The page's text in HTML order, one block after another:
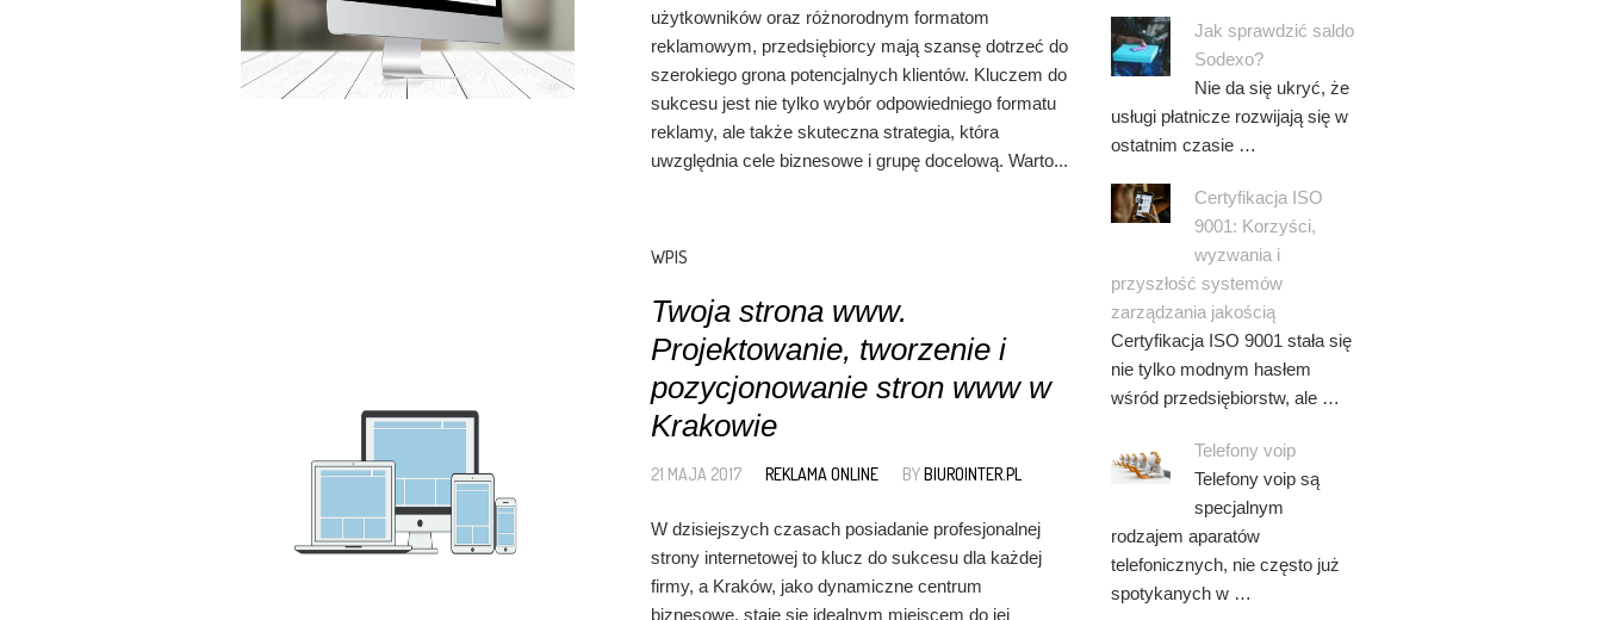
użytkowników oraz różnorodnym formatom
reklamowym, przedsiębiorcy mają szansę dotrzeć do
szerokiego grona potencjalnych klientów. Kluczem do
sukcesu jest nie tylko wybór odpowiedniego formatu
reklamy, ale także skuteczna strategia, która
uwzględnia cele biznesowe i grupę docelową. Warto...
WPIS
Twoja strona www.
Projektowanie, tworzenie i
pozycjonowanie stron www w
Krakowie
21 MAJA 2017 REKLAMA ONLINE BYBIUROINTER.PL
W dzisiejszych czasach posiadanie profesjonalnej
strony internetowej to klucz do sukcesu dla każdej
firmy, a Kraków, jako dynamiczne centrum
biznesowe, staje się idealnym miejscem do jej
Jak sprawdzić saldo
Sodexo?
Nie da się ukryć, że
usługi płatnicze rozwijają się w
ostatnim czasie …
Certyfikacja ISO
9001: Korzyści,
wyzwania i
przyszłość systemów
zarządzania jakością
Certyfikacja ISO 9001 stała się
nie tylko modnym hasłem
wśród przedsiębiorstw, ale …
Telefony voip
Telefony voip są
specjalnym
rodzajem aparatów
telefonicznych, nie często już
spotykanych w …